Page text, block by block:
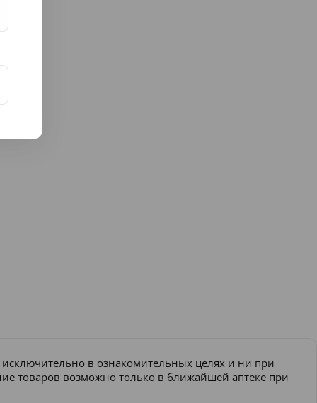
в ознакомительных целях и ни при
товаров возможно только в ближайшей аптеке при